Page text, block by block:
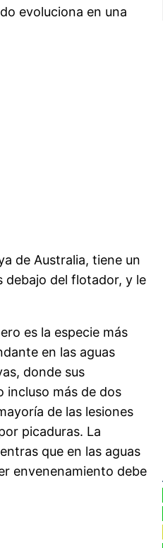
evoluciona en una
de Australia, tiene un
debajo del flotador, y le
es la especie más
en las aguas
donde sus
incluso más de dos
de las lesiones
picaduras. La
que en las aguas
envenenamiento debe